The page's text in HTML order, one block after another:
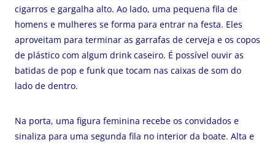
cigarros e gargalha alto. Ao lado, uma pequena fila de
homens e mulheres se forma para entrar na festa. Eles
aproveitam para terminar as garrafas de cerveja e os copos
de plástico com algum drink caseiro. É possível ouvir as
batidas de pop e funk que tocam nas caixas de som do
lado de dentro.
Na porta, uma figura feminina recebe os convidados e
sinaliza para uma segunda fila no interior da boate. Alta e